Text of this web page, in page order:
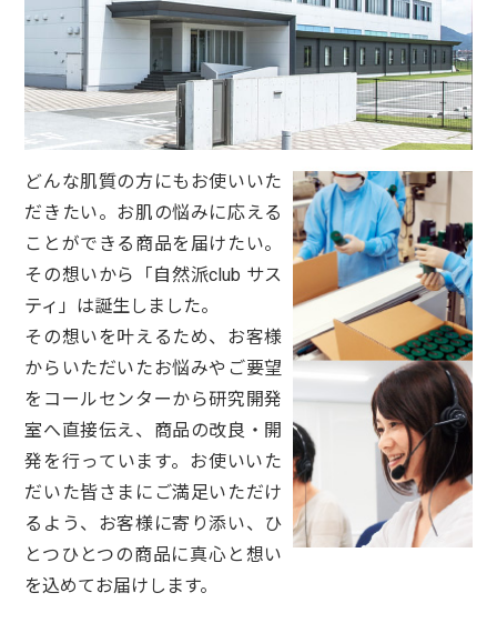
どんな肌質の方にもお使いいた
だきたい。お肌の悩みに応える
ことができる商品を届けたい。
その想いから「自然派club サス
ティ」は誕生しました。
その想いを叶えるため、お客様
からいただいたお悩みやご要望
をコールセンターから研究開発
室へ直接伝え、商品の改良・開
発を行っています。お使いいた
だいた皆さまにご満足いただけ
るよう、お客様に寄り添い、ひ
とつひとつの商品に真心と想い
を込めてお届けします。